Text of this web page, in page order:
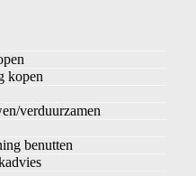
kopen
verduurzamen
benutten